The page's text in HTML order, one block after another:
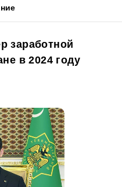
заработной
в 2024 году